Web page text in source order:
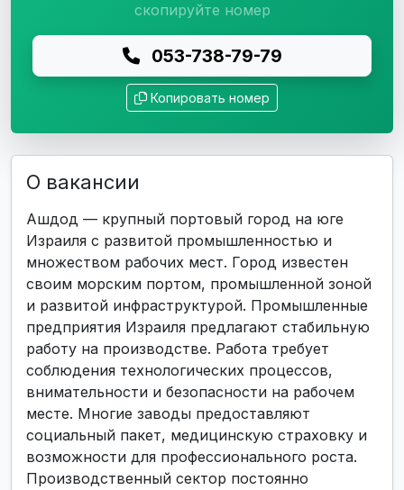
скопируйте номер
053-738-79-79
Копировать номер
О вакансии
Ашдод — крупный портовый город на юге
Израиля с развитой промышленностью и
множеством рабочих мест. Город известен
своим морским портом, промышленной зоной
и развитой инфраструктурой. Промышленные
предприятия Израиля предлагают стабильную
работу на производстве. Работа требует
соблюдения технологических процессов,
внимательности и безопасности на рабочем
месте. Многие заводы предоставляют
социальный пакет, медицинскую страховку и
возможности для профессионального роста.
Производственный сектор постоянно